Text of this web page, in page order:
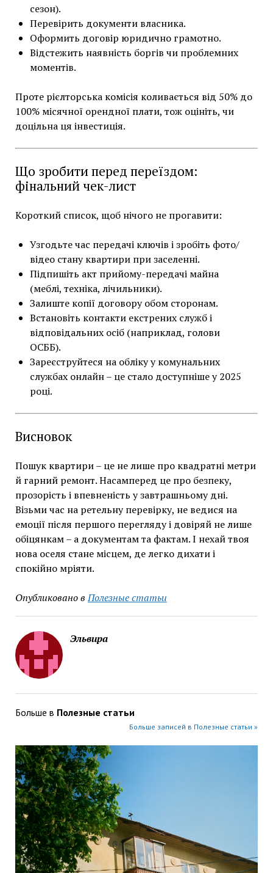
сезон).
Перевірить документи власника.
Оформить договір юридично грамотно.
Відстежить наявність боргів чи проблемних
моментів.
Проте рієлторська комісія коливається від 50% до
100% місячної орендної плати, тож оцініть, чи
доцільна ця інвестиція.
Що зробити перед переїздом:
фінальний чек-лист
Короткий список, щоб нічого не прогавити:
Узгодьте час передачі ключів і зробіть фото/
відео стану квартири при заселенні.
Підпишіть акт прийому-передачі майна
(меблі, техніка, лічильники).
Залиште копії договору обом сторонам.
Встановіть контакти екстрених служб і
відповідальних осіб (наприклад, голови
ОСББ).
Зареєструйтеся на обліку у комунальних
службах онлайн – це стало доступніше у 2025
році.
Висновок
Пошук квартири – це не лише про квадратні метри
й гарний ремонт. Насамперед це про безпеку,
прозорість і впевненість у завтрашньому дні.
Візьми час на ретельну перевірку, не ведися на
емоції після першого перегляду і довіряй не лише
обіцянкам – а документам та фактам. І нехай твоя
нова оселя стане місцем, де легко дихати і
спокійно мріяти.
Опубликовано в Полезные статьи
Эльвира
Больше в Полезные статьи
Больше записей в Полезные статьи »